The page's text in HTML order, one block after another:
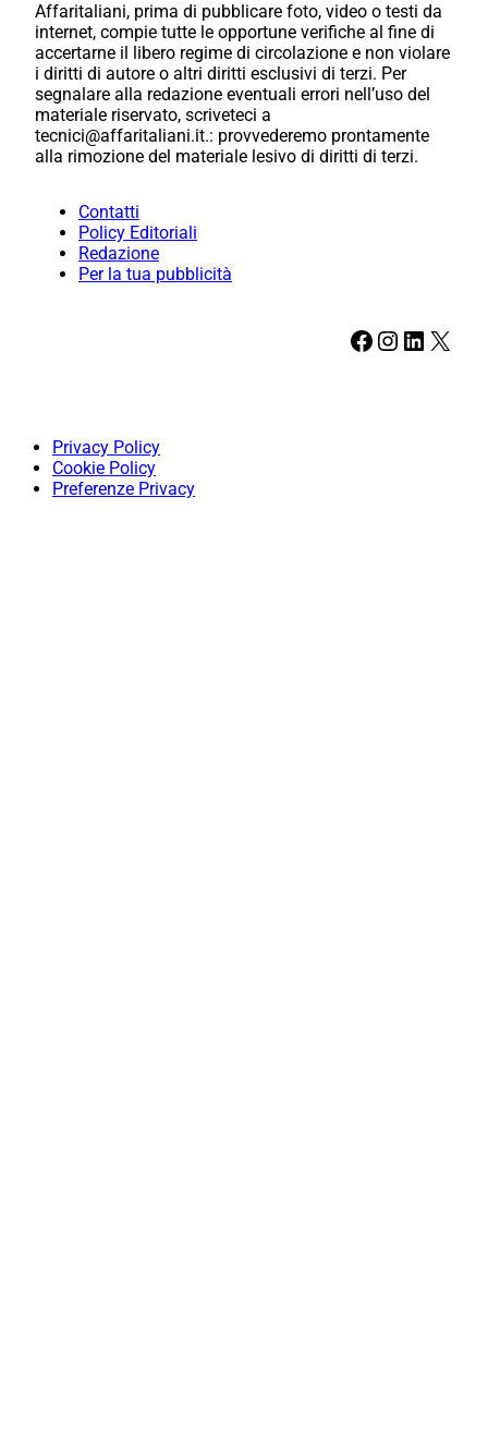
Affaritaliani, prima di pubblicare foto, video o testi da
internet, compie tutte le opportune verifiche al fine di
accertarne il libero regime di circolazione e non violare
i diritti di autore o altri diritti esclusivi di terzi. Per
segnalare alla redazione eventuali errori nell’uso del
materiale riservato, scriveteci a
tecnici@affaritaliani.it.: provvederemo prontamente
alla rimozione del materiale lesivo di diritti di terzi.
Contatti
Policy Editoriali
Redazione
Per la tua pubblicità
Facebook Instagram LinkedIn X
Privacy Policy
Cookie Policy
Preferenze Privacy